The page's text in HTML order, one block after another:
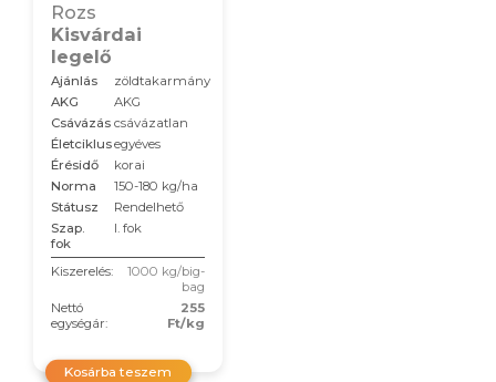
Rozs
Kisvárdai
legelő
Ajánlás
zöldtakarmány
AKG
AKG
Csávázás csávázatlan
Életciklusegyéves
Érésidő
korai
Norma
150-180 kg/ha
Státusz
Rendelhető
Szap.
fok
I. fok
Kiszerelés:
1000 kg/big-
bag
Nettó
egységár:
255
Ft/kg
Kosárba teszem